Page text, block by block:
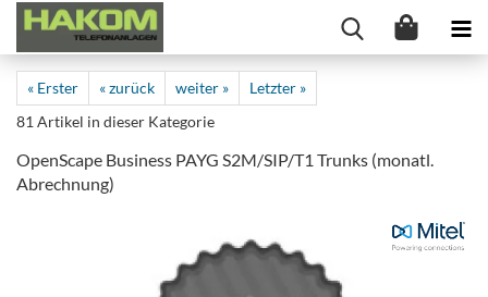
« Erster « zurück weiter »
Letzter »
81 Artikel in dieser Kategorie
OpenScape Business PAYG S2M/SIP/T1 Trunks (monatl.
Abrechnung)